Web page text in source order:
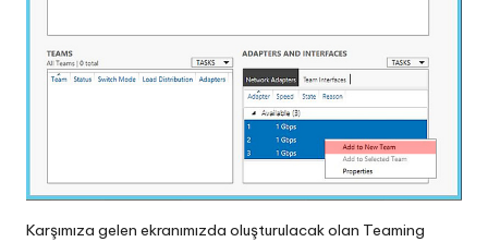
Karşımıza gelen ekranımızda oluşturulacak olan Teaming